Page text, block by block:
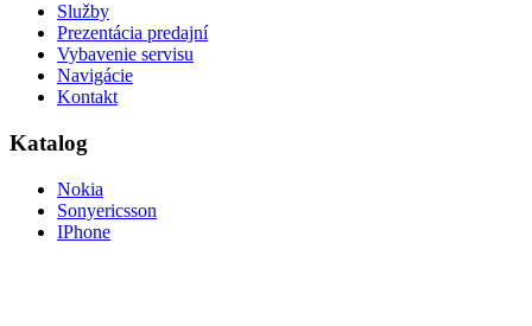
Služby
Prezentácia predajní
Vybavenie servisu
Navigácie
Kontakt
Katalog
Nokia
Sonyericsson
IPhone